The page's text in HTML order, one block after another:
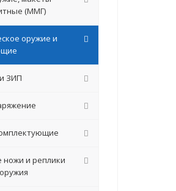
(ММГ)
оружие и
ЗИП
и реплики